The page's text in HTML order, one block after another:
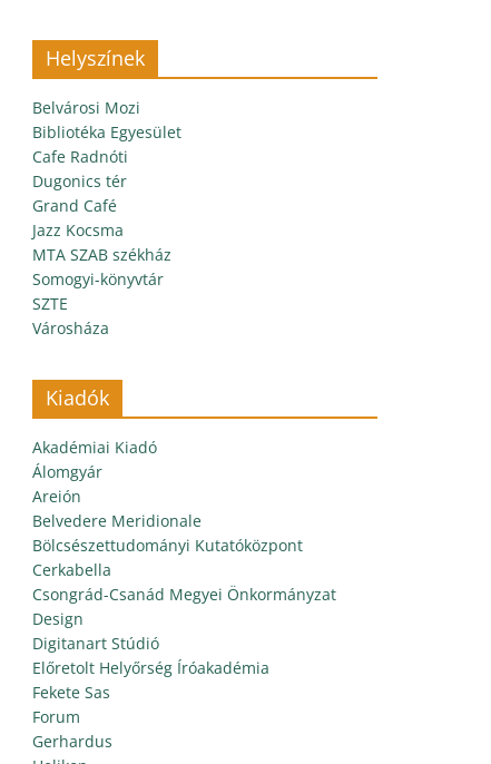
Helyszínek
Belvárosi Mozi
Bibliotéka Egyesület
Cafe Radnóti
Dugonics tér
Grand Café
Jazz Kocsma
MTA SZAB székház
Somogyi-könyvtár
SZTE
Városháza
Kiadók
Akadémiai Kiadó
Álomgyár
Areión
Belvedere Meridionale
Bölcsészettudományi Kutatóközpont
Cerkabella
Csongrád-Csanád Megyei Önkormányzat
Design
Digitanart Stúdió
Előretolt Helyőrség Íróakadémia
Fekete Sas
Forum
Gerhardus